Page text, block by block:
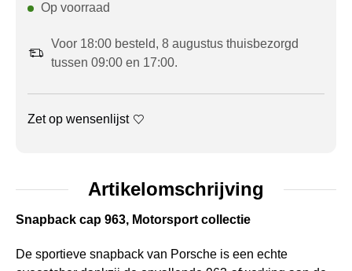
Op voorraad
Voor 18:00 besteld, 8 augustus thuisbezorgd
tussen 09:00 en 17:00.
Zet op wensenlijst
Artikelomschrijving
Snapback cap 963, Motorsport collectie
De sportieve snapback van Porsche is een echte